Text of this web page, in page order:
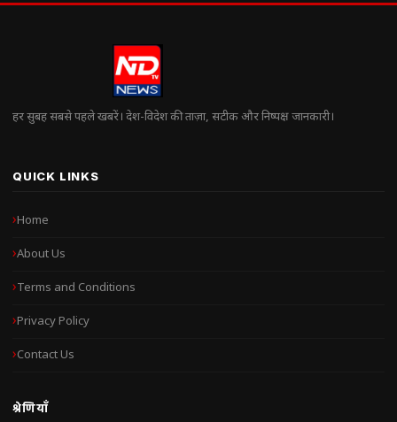
हर सुबह सबसे पहले खबरें। देश-विदेश की ताज़ा, सटीक और निष्पक्ष जानकारी।
QUICK LINKS
Home
About Us
Terms and Conditions
Privacy Policy
Contact Us
श्रेणियाँ